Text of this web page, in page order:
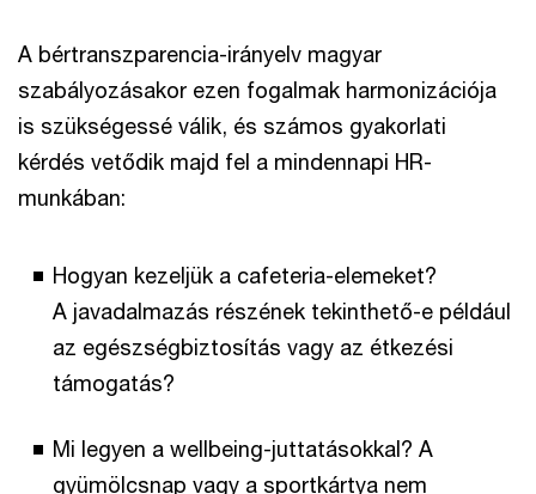
A bértranszparencia-irányelv magyar
szabályozásakor ezen fogalmak harmonizációja
is szükségessé válik, és számos gyakorlati
kérdés vetődik majd fel a mindennapi HR-
munkában:
Hogyan kezeljük a cafeteria-elemeket?
A javadalmazás részének tekinthető-e például
az egészségbiztosítás vagy az étkezési
támogatás?
Mi legyen a wellbeing-juttatásokkal? A
gyümölcsnap vagy a sportkártya nem